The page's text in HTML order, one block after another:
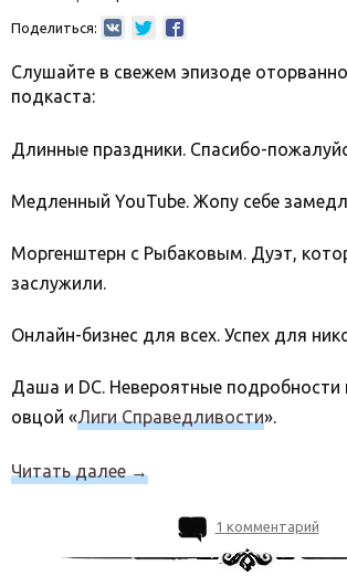
Поделиться:
Слушайте в свежем эпизоде
подкаста:
Длинные праздники. Спасибо-
Медленный YouTube. Жопу себе
Моргенштерн с Рыбаковым. Дуэт,
заслужили.
Онлайн-бизнес для всех. Успех для
Даша и DC. Невероятные подробности
овцой «Лиги Справедливости».
Читать далее→
1 комментарий